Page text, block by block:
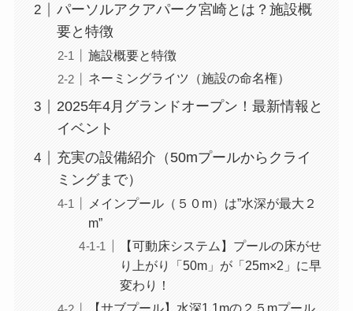
パーソルアクアパーク宮崎とは？施設概
要と特徴
施設概要と特徴
ネーミングライツ（施設の命名権）
2025年4月グランドオープン！最新情報と
イベント
充実の設備紹介（50mプールからクライ
ミングまで）
メインプール（５０m）は”水深が最大２
m”
【可動床システム】プールの床がせ
り上がり「50m」が「25m×2」に早
変わり！